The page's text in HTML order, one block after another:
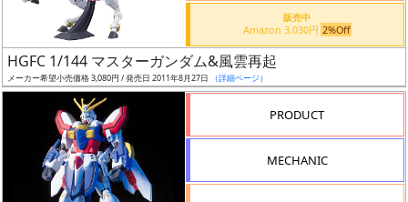
販売中
Amazon 3,030円 2%Off
HGFC 1/144 マスターガンダム&風雲再起
メーカー希望小売価格 3,080円 / 発売日 2011年8月27日 （詳細ページ）
PRODUCT
MECHANIC